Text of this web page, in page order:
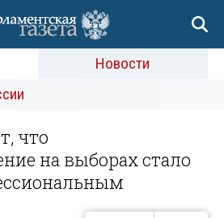
Новости
что
на выборах стало